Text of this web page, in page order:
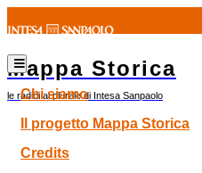
Mappa Storica
le radici al plurale di Intesa Sanpaolo
Chi siamo
Il progetto Mappa Storica
Credits